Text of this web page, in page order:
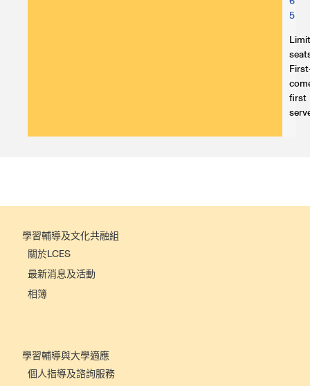
5
first
學習輔導及文化共融組
關於LCES
最新消息及活動
相簿
學習輔導與大學適應
個人指導及諮詢服務